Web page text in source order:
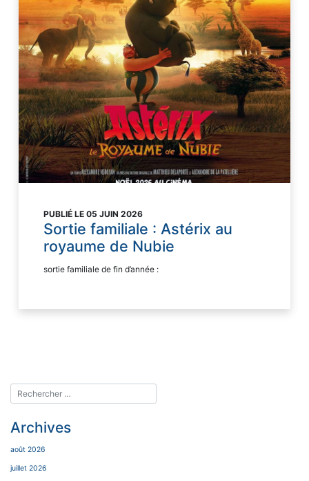
PUBLIÉ LE 05 JUIN 2026
Sortie familiale : Astérix au
royaume de Nubie
sortie familiale de fin d’année :
Archives
août 2026
juillet 2026